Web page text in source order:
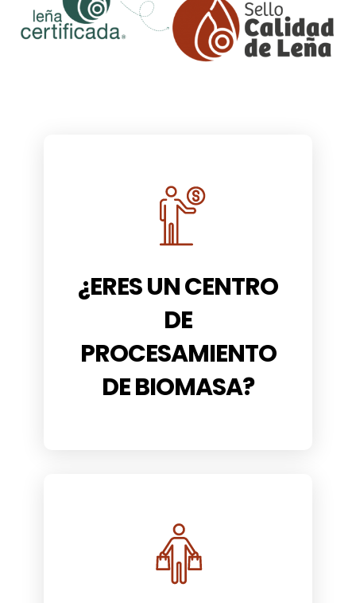
¿ERES UN CENTRO
DE
PROCESAMIENTO
DE BIOMASA?